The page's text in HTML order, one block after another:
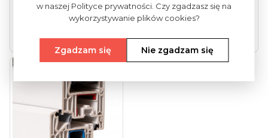
Vekamotion 82
(drzwi Tarasowe...
Zobacz więcej
Vekamotion 82 Max
(drzwi Tarasowe...
Zobacz więcej
w naszej Polityce prywatności. Czy zgadzasz się na
wykorzystywanie plików cookies?
Zgadzam się Nie zgadzam się